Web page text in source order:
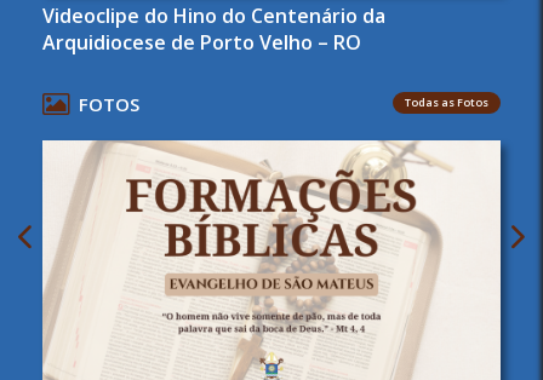
Videoclipe do Hino do Centenário da
Arquidiocese de Porto Velho – RO
FOTOS Todas as Fotos